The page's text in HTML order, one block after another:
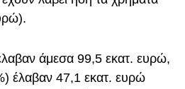
άμεσα 99,5 εκατ. ευρώ,
έλαβαν 47,1 εκατ. ευρώ